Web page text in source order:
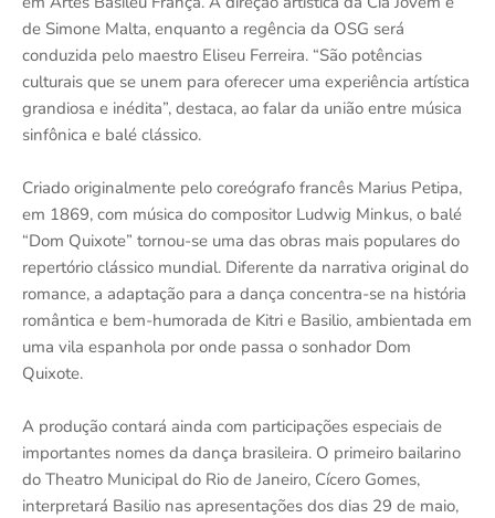
de Simone Malta, enquanto a regência da OSG será
conduzida pelo maestro Eliseu Ferreira. “São potências
culturais que se unem para oferecer uma experiência artística
grandiosa e inédita”, destaca, ao falar da união entre música
sinfônica e balé clássico.
Criado originalmente pelo coreógrafo francês Marius Petipa,
em 1869, com música do compositor Ludwig Minkus, o balé
“Dom Quixote” tornou-se uma das obras mais populares do
repertório clássico mundial. Diferente da narrativa original do
romance, a adaptação para a dança concentra-se na história
romântica e bem-humorada de Kitri e Basilio, ambientada em
uma vila espanhola por onde passa o sonhador Dom
Quixote.
A produção contará ainda com participações especiais de
importantes nomes da dança brasileira. O primeiro bailarino
do Theatro Municipal do Rio de Janeiro, Cícero Gomes,
interpretará Basilio nas apresentações dos dias 29 de maio,